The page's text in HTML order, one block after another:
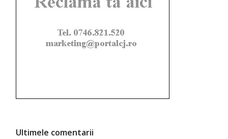
Ultimele comentarii